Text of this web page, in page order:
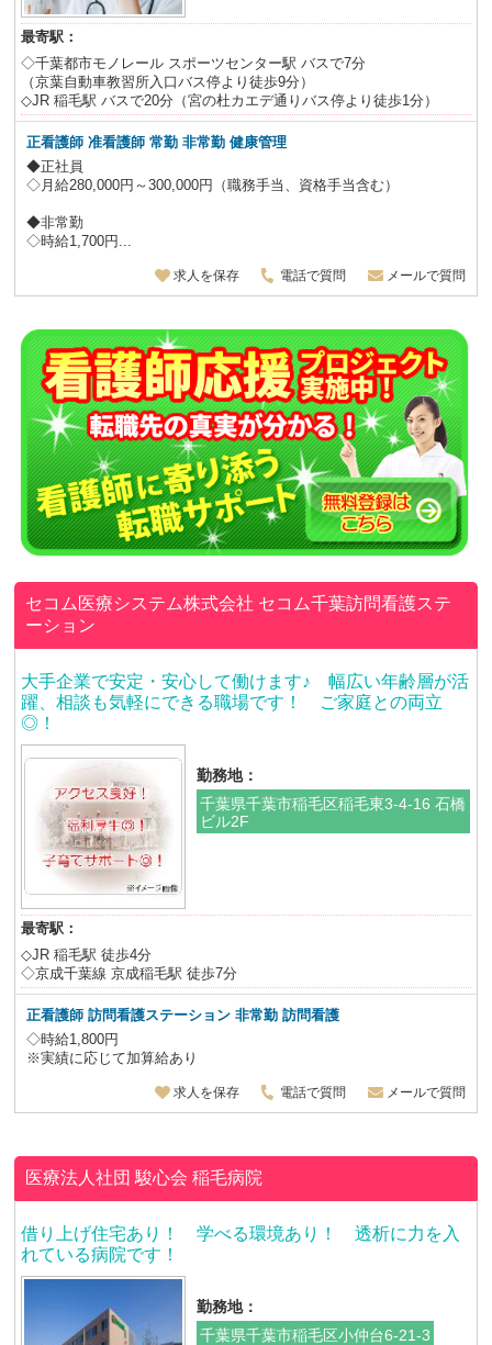
最寄駅：
◇千葉都市モノレール スポーツセンター駅 バスで7分
（京葉自動車教習所入口バス停より徒歩9分）
◇JR 稲毛駅 バスで20分（宮の杜カエデ通りバス停より徒歩1分）
正看護師 准看護師常勤 非常勤 健康管理
◆正社員
◇月給280,000円～300,000円（職務手当、資格手当含む）
◆非常勤
◇時給1,700円...
求人を保存 電話で質問 メールで質問
セコム医療システム株式会社 セコム千葉訪問看護ステ
ーション
大手企業で安定・安心して働けます♪ 幅広い年齢層が活
躍、相談も気軽にできる職場です！ ご家庭との両立
◎！
勤務地：
千葉県千葉市稲毛区稲毛東3-4-16 石橋
ビル2F
最寄駅：
◇JR 稲毛駅 徒歩4分
◇京成千葉線 京成稲毛駅 徒歩7分
正看護師 訪問看護ステーション 非常勤 訪問看護
◇時給1,800円
※実績に応じて加算給あり
求人を保存 電話で質問 メールで質問
医療法人社団 駿心会稲毛病院
借り上げ住宅あり！ 学べる環境あり！ 透析に力を入
れている病院です！
勤務地：
千葉県千葉市稲毛区小仲台6-21-3